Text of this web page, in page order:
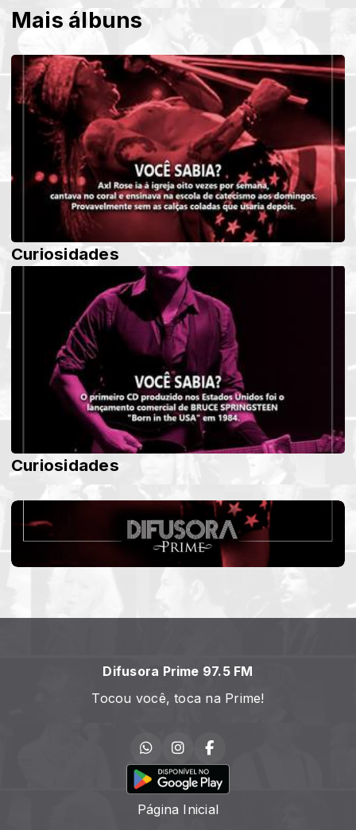
Mais álbuns
Curiosidades
Curiosidades
Difusora Prime 97.5 FM
Tocou você, toca na Prime!
Página Inicial